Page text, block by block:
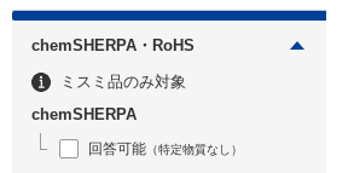
chemSHERPA・RoHS
ミスミ品のみ対象
chemSHERPA
回答可能 （特定物質なし）